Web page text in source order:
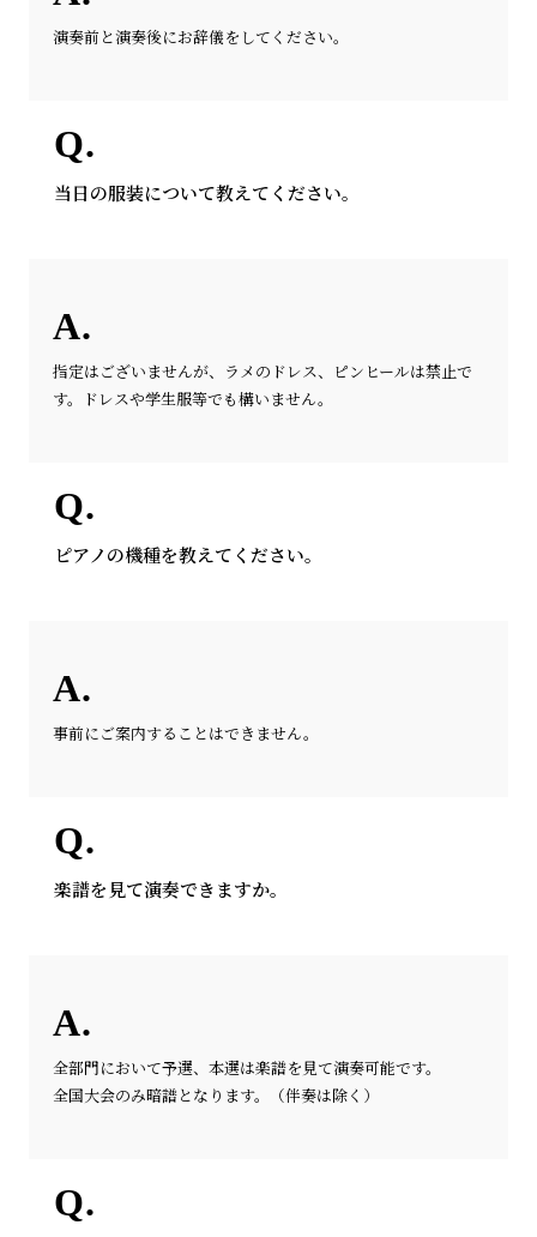
演奏前と演奏後にお辞儀をしてください。
当日の服装について教えてください。
指定はございませんが、ラメのドレス、ピンヒールは禁止で
す。ドレスや学生服等でも構いません。
ピアノの機種を教えてください。
事前にご案内することはできません。
楽譜を見て演奏できますか。
全部門において予選、本選は楽譜を見て演奏可能です。
全国大会のみ暗譜となります。（伴奏は除く）